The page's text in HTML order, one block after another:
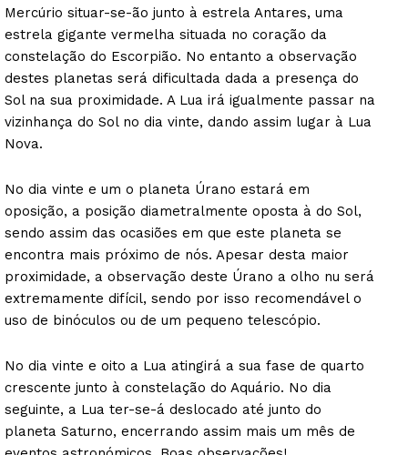
Mercúrio situar-se-ão junto à estrela Antares, uma
estrela gigante vermelha situada no coração da
constelação do Escorpião. No entanto a observação
destes planetas será dificultada dada a presença do
Sol na sua proximidade. A Lua irá igualmente passar na
vizinhança do Sol no dia vinte, dando assim lugar à Lua
Nova.
No dia vinte e um o planeta Úrano estará em
oposição, a posição diametralmente oposta à do Sol,
sendo assim das ocasiões em que este planeta se
encontra mais próximo de nós. Apesar desta maior
proximidade, a observação deste Úrano a olho nu será
extremamente difícil, sendo por isso recomendável o
uso de binóculos ou de um pequeno telescópio.
No dia vinte e oito a Lua atingirá a sua fase de quarto
crescente junto à constelação do Aquário. No dia
seguinte, a Lua ter-se-á deslocado até junto do
planeta Saturno, encerrando assim mais um mês de